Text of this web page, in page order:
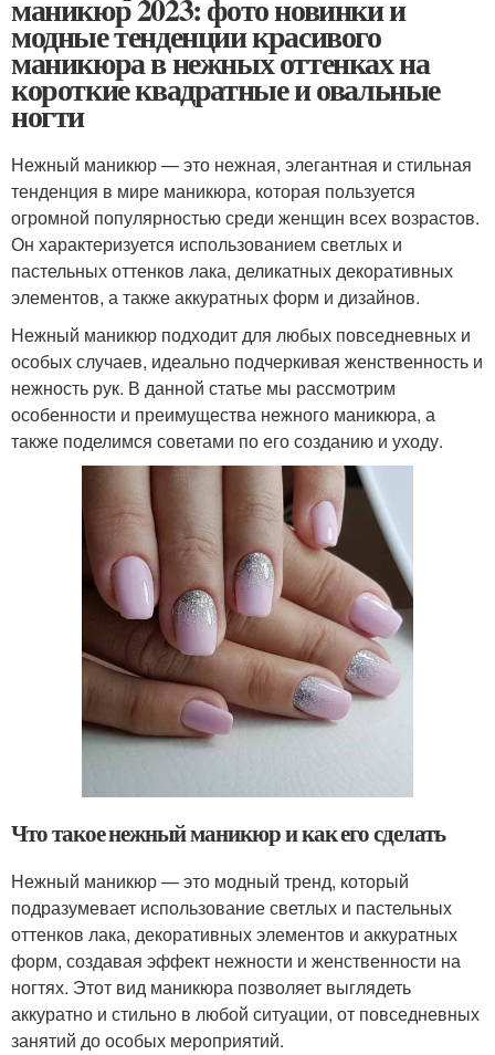
маникюр 2023: фото новинки и
модные тенденции красивого
маникюра в нежных оттенках на
короткие квадратные и овальные
ногти
Нежный маникюр — это нежная, элегантная и стильная
тенденция в мире маникюра, которая пользуется
огромной популярностью среди женщин всех возрастов.
Он характеризуется использованием светлых и
пастельных оттенков лака, деликатных декоративных
элементов, а также аккуратных форм и дизайнов.
Нежный маникюр подходит для любых повседневных и
особых случаев, идеально подчеркивая женственность и
нежность рук. В данной статье мы рассмотрим
особенности и преимущества нежного маникюра, а
также поделимся советами по его созданию и уходу.
Что такое нежный маникюр и как его сделать
Нежный маникюр — это модный тренд, который
подразумевает использование светлых и пастельных
оттенков лака, декоративных элементов и аккуратных
форм, создавая эффект нежности и женственности на
ногтях. Этот вид маникюра позволяет выглядеть
аккуратно и стильно в любой ситуации, от повседневных
занятий до особых мероприятий.